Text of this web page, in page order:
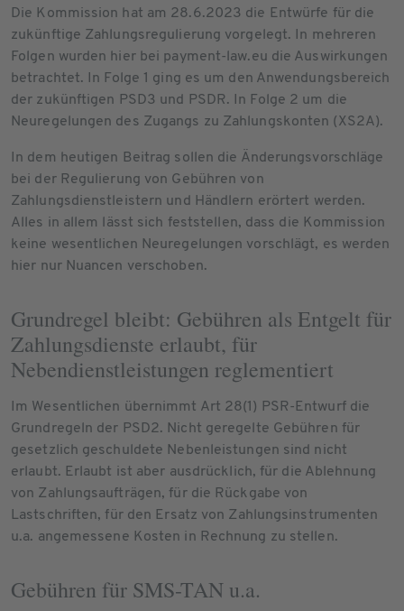
Die Kommission hat am 28.6.2023 die Entwürfe für die
zukünftige Zahlungsregulierung vorgelegt. In mehreren
Folgen wurden hier bei payment-law.eu die Auswirkungen
betrachtet. In Folge 1 ging es um den Anwendungsbereich
der zukünftigen PSD3 und PSDR. In Folge 2 um die
Neuregelungen des Zugangs zu Zahlungskonten (XS2A).
In dem heutigen Beitrag sollen die Änderungsvorschläge
bei der Regulierung von Gebühren von
Zahlungsdienstleistern und Händlern erörtert werden.
Alles in allem lässt sich feststellen, dass die Kommission
keine wesentlichen Neuregelungen vorschlägt, es werden
hier nur Nuancen verschoben.
Grundregel bleibt: Gebühren als Entgelt für
Zahlungsdienste erlaubt, für
Nebendienstleistungen reglementiert
Im Wesentlichen übernimmt Art 28(1) PSR-Entwurf die
Grundregeln der PSD2. Nicht geregelte Gebühren für
gesetzlich geschuldete Nebenleistungen sind nicht
erlaubt. Erlaubt ist aber ausdrücklich, für die Ablehnung
von Zahlungsaufträgen, für die Rückgabe von
Lastschriften, für den Ersatz von Zahlungsinstrumenten
u.a. angemessene Kosten in Rechnung zu stellen.
Gebühren für SMS-TAN u.a.